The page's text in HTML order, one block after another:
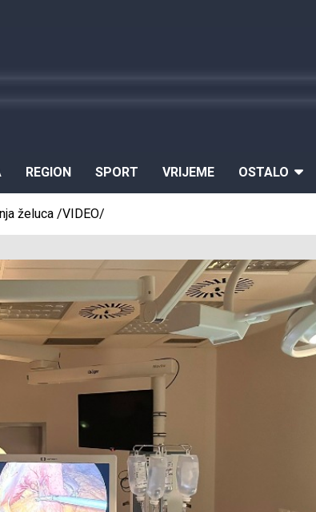
REGION SPORT VRIJEME OSTALO
želuca /VIDEO/